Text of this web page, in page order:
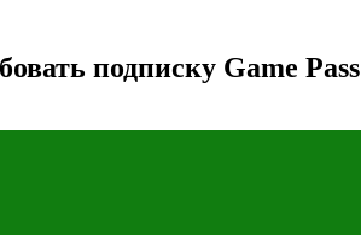
подписку Game Pass